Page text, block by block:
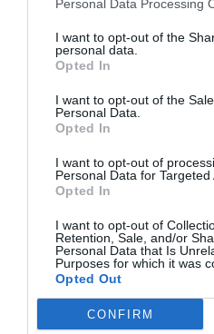
Personal Data Processing
I want to opt-out of the
personal data.
Opted In
I want to opt-out of the
Personal Data.
Opted In
I want to opt-out of
Personal Data for Targeted
Opted In
I want to opt-out of
Retention, Sale, and/or
Personal Data that Is
Purposes for which it was
Opted Out
CONFIRM
organiza,
Europeanul de
Lorand (Boți) Balint
Pagina 1 din 3 1 2